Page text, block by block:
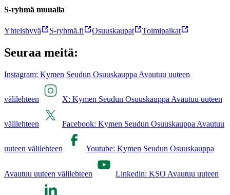
S-ryhmä muualla
Yhteishyvä S-ryhmä.fi Osuuskaupat Toimipaikat
Seuraa meitä:
Instagram: Kymen Seudun Osuuskauppa Avautuu uuteen
välilehteen X: Kymen Seudun Osuuskauppa Avautuu uuteen
välilehteen Facebook: Kymen Seudun Osuuskauppa Avautuu
uuteen välilehteen Youtube: Kymen Seudun Osuuskauppa
Avautuu uuteen välilehteen Linkedin: KSO Avautuu uuteen